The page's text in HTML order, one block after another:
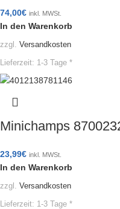
74,00€ inkl. MWSt.
In den Warenkorb
zzgl. Versandkosten
Lieferzeit: 1-3 Tage *
Minichamps
23,99€ inkl. MWSt.
In den Warenkorb
zzgl. Versandkosten
Lieferzeit: 1-3 Tage *